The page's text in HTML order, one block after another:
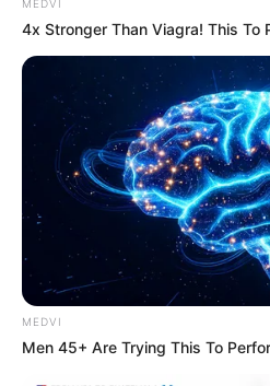
ความรัก: คนโสด ความรักที่เข้า
ส่วนคนไม่โสด สายเปย์ระวังกร
คนรัก ทุ่มสุดตัวระวังจะเจ็บ
MEDVI
4x Stronger Than Viagra! This To
MEDVI
Men 45+ Are Trying This To